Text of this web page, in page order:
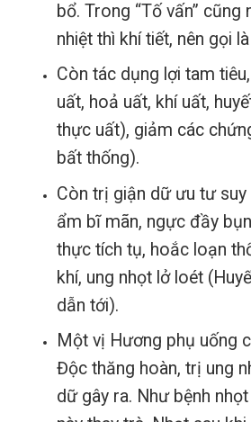
bổ.Trong “Tố vấn” cũng
nhiệt thì khí tiết, nên gọi
Còn tác dụng lợi tam tiêu,
uất, hoả uất, khí uất,
thực uất), giảm các
bất thống).
Còn trị giận dữ ưu tư suy
ẩm bĩ mãn, ngực đầy
thực tích tụ, hoắc loạn
khí, ung nhọt lở loét
dẫn tới).
Một vị Hương phụ uống
Độc thăng hoàn, trị ung
dữ gây ra. Như bệnh